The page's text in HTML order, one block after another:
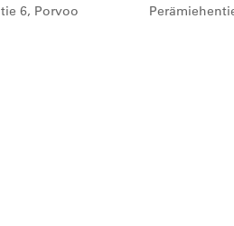
6, Porvoo